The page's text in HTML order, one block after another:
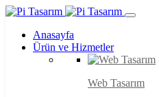
Anasayfa
Ürün ve Hizmetler
Web Tasarım